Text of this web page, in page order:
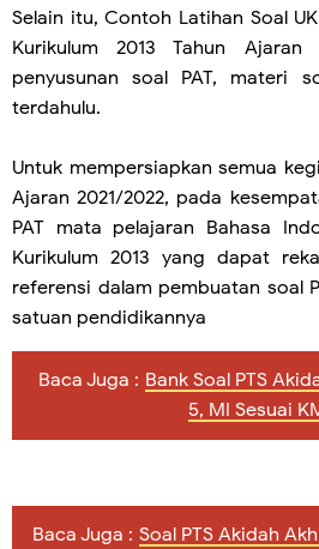
Selain itu, Contoh Latihan Soal
Kurikulum 2013 Tahun
penyusunan soal PAT, materi
terdahulu.
Untuk mempersiapkan semua
Ajaran 2021/2022, pada
PAT mata pelajaran Bahasa
Kurikulum 2013 yang dapat
referensi dalam pembuatan soal
satuan pendidikannya
Baca Juga : Bank Soal PTS
5, MI Sesuai
Baca Juga : Soal PTS Akidah